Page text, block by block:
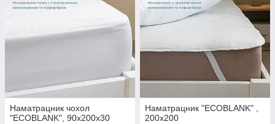
Наматрацник чохол
"ECOBLANK", 90x200x30
Наматрацник "ECOBLANK" ,
200x200